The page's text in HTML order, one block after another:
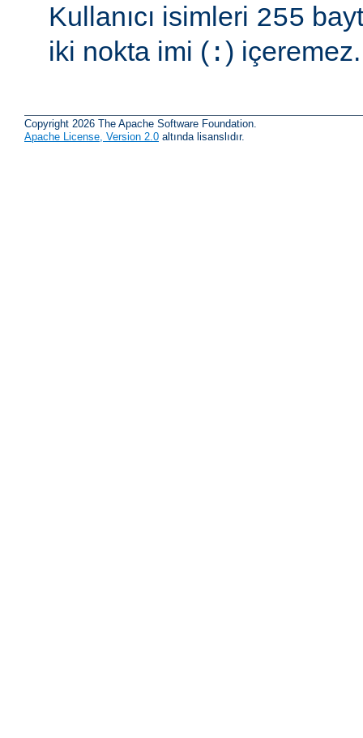
Kullanıcı isimleri 255
iki nokta imi ( :) içeremez.
Copyright 2026 The Apache Software Foundation.
Apache License, Version 2.0 altında lisanslıdır.